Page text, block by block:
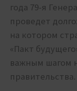
года 79-я
проведет
на котором
«Пакт
важным шагом
правительства.